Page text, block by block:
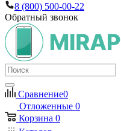
8 (800) 500-00-22
Обратный звонок
Сравнение0
Отложенные 0
Корзина 0